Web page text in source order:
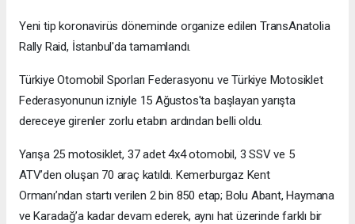
Yeni tip koronavirüs döneminde organize edilen TransAnatolia
Rally Raid, İstanbul'da tamamlandı.
Türkiye Otomobil Sporları Federasyonu ve Türkiye Motosiklet
Federasyonunun izniyle 15 Ağustos'ta başlayan yarışta
dereceye girenler zorlu etabın ardından belli oldu.
Yarışa 25 motosiklet, 37 adet 4x4 otomobil, 3 SSV ve 5
ATV’den oluşan 70 araç katıldı. Kemerburgaz Kent
Ormanı’ndan startı verilen 2 bin 850 etap; Bolu Abant, Haymana
ve Karadağ’a kadar devam ederek, aynı hat üzerinde farklı bir